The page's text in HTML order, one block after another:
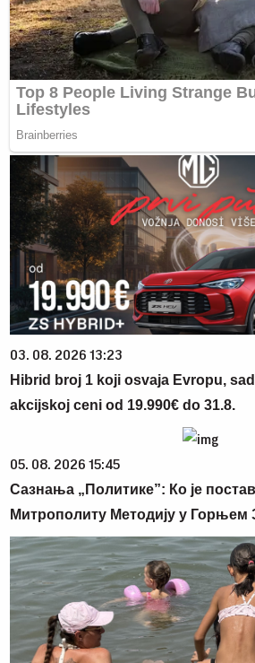
03. 08. 2026 13:23
Hibrid broj 1 koji osvaja Evropu,
akcijskoj ceni od 19.990€ do 31.8.
05. 08. 2026 15:45
Сазнања „Политике”: Ко је
Митрополиту Методију у Горњем